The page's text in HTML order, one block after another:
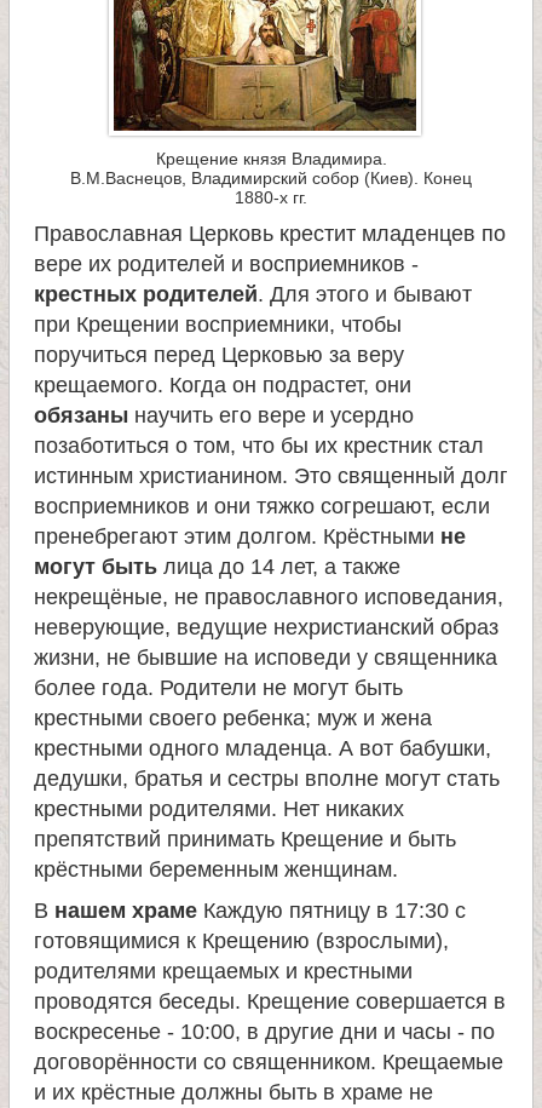
н
н
и
ц
ы
К
н
в
Крещение князя Владимира.
В.М.Васнецов, Владимирский собор (Киев). Конец
1880-х гг.
Православная Церковь крестит младенцев по
вере их родителей и восприемников -
крестных родителей. Для этого и бывают
при Крещении восприемники, чтобы
поручиться перед Церковью за веру
крещаемого. Когда он подрастет, они
обязаны научить его вере и усердно
позаботиться о том, что бы их крестник стал
истинным христианином. Это священный долг
восприемников и они тяжко согрешают, если
пренебрегают этим долгом. Крёстными не
могут быть лица до 14 лет, а также
некрещёные, не православного исповедания,
неверующие, ведущие нехристианский образ
жизни, не бывшие на исповеди у священника
более года. Родители не могут быть
крестными своего ребенка; муж и жена
крестными одного младенца. А вот бабушки,
дедушки, братья и сестры вполне могут стать
крестными родителями. Нет никаких
препятствий принимать Крещение и быть
крёстными беременным женщинам.
В нашем храме Каждую пятницу в 17:30 с
готовящимися к Крещению (взрослыми),
родителями крещаемых и крестными
проводятся беседы. Крещение совершается в
воскресенье - 10:00, в другие дни и часы - по
договорённости со священником. Крещаемые
и их крёстные должны быть в храме не